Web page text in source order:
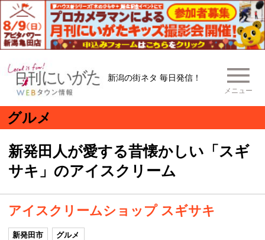
新潟の街ネタ 毎日発信！
メニュー
グルメ
新発田人が愛する昔懐かしい「スギ
サキ」のアイスクリーム
アイスクリームショップ スギサキ
新発田市 グルメ